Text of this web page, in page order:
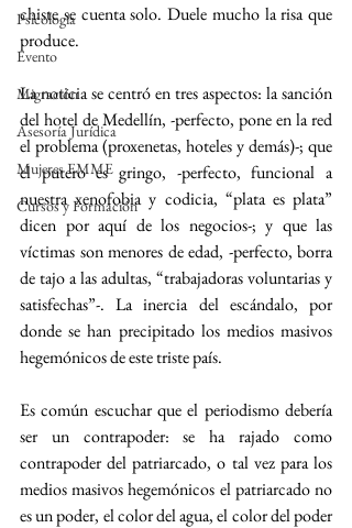
Psicología
Evento
Migración
Asesoría Jurídica
Mujeres EMME
Cursos y Formación
chiste se cuenta solo. Duele mucho la risa que
produce.
La noticia se centró en tres aspectos: la sanción
del hotel de Medellín, -perfecto, pone en la red
el problema (proxenetas, hoteles y demás)-; que
el putero es gringo, -perfecto, funcional a
nuestra xenofobia y codicia, “plata es plata”
dicen por aquí de los negocios-; y que las
víctimas son menores de edad, -perfecto, borra
de tajo a las adultas, “trabajadoras voluntarias y
satisfechas”-. La inercia del escándalo, por
donde se han precipitado los medios masivos
hegemónicos de este triste país.
Es común escuchar que el periodismo debería
ser un contrapoder: se ha rajado como
contrapoder del patriarcado, o tal vez para los
medios masivos hegemónicos el patriarcado no
es un poder, el color del agua, el color del poder